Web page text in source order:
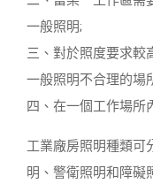
一般照明;
三、對於照度要求較
一般照明不合理的場
四、在一個工作場所
工業廠房照明種類可
明、警衛照明和障礙